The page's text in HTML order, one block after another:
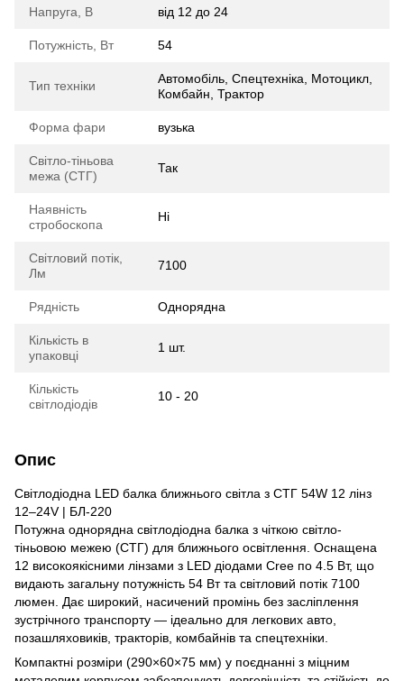
Напруга, В від 12 до 24
Потужність, Вт 54
Тип техніки
Автомобіль, Спецтехніка, Мотоцикл,
Комбайн, Трактор
Форма фари вузька
Світло-тіньова
межа (СТГ)
Так
Наявність
стробоскопа
Ні
Світловий потік,
Лм
7100
Рядність Однорядна
Кількість в
упаковці
1 шт.
Кількість
світлодіодів
10 - 20
Опис
Світлодіодна LED балка ближнього світла з СТГ 54W 12 лінз
12–24V | БЛ-220
Потужна однорядна світлодіодна балка з чіткою світло-
тіньовою межею (СТГ) для ближнього освітлення. Оснащена
12 високоякісними лінзами з LED діодами Cree по 4.5 Вт, що
видають загальну потужність 54 Вт та світловий потік 7100
люмен. Дає широкий, насичений промінь без засліплення
зустрічного транспорту — ідеально для легкових авто,
позашляховиків, тракторів, комбайнів та спецтехніки.
Компактні розміри (290×60×75 мм) у поєднанні з міцним